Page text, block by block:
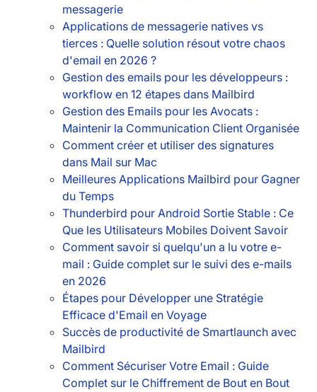
messagerie
Applications de messagerie natives vs
tierces : Quelle solution résout votre chaos
d'email en 2026 ?
Gestion des emails pour les développeurs :
workflow en 12 étapes dans Mailbird
Gestion des Emails pour les Avocats :
Maintenir la Communication Client Organisée
Comment créer et utiliser des signatures
dans Mail sur Mac
Meilleures Applications Mailbird pour Gagner
du Temps
Thunderbird pour Android Sortie Stable : Ce
Que les Utilisateurs Mobiles Doivent Savoir
Comment savoir si quelqu'un a lu votre e-
mail : Guide complet sur le suivi des e-mails
en 2026
Étapes pour Développer une Stratégie
Efficace d'Email en Voyage
Succès de productivité de Smartlaunch avec
Mailbird
Comment Sécuriser Votre Email : Guide
Complet sur le Chiffrement de Bout en Bout